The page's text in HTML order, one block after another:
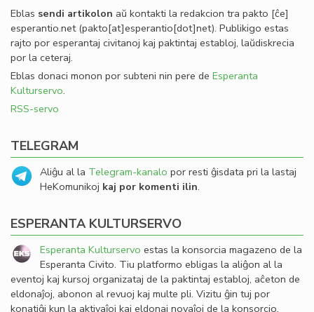
Eblas sendi artikolon aŭ kontakti la redakcion tra pakto [ĉe]
esperantio.net(pakto[at]esperantio[dot]net). Publikigo estas
rajto por esperantaj civitanoj kaj paktintaj establoj, laŭdiskrecia
por la ceteraj.
Eblas donaci monon por subteni nin pere de Esperanta
Kulturservo.
RSS-servo
TELEGRAM
Aliĝu al la Telegram-kanalo por resti ĝisdata pri la lastaj
HeKomunikoj kaj por komenti ilin.
ESPERANTA KULTURSERVO
Esperanta Kulturservo estas la konsorcia magazeno de la
Esperanta Civito. Tiu platformo ebligas la aliĝon al la
eventoj kaj kursoj organizataj de la paktintaj establoj, aĉeton de
eldonaĵoj, abonon al revuoj kaj multe pli. Vizitu ĝin tuj por
konatiĝi kun la aktivaĵoj kaj eldonaj novaĵoj de la konsorcio.